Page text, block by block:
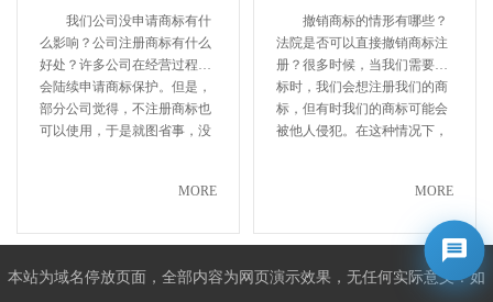
我们公司没申请商标有什
么影响？公司注册商标有什么
好处？许多公司在经营过程中
会陆续申请商标保护。但是，
部分公司觉得，不注册商标也
可以使用，于是就图省事，没
MORE
撤销商标的情形有哪些？
法院是否可以直接撤销商标注
册？很多时候，当我们需要商
标时，我们会想注册我们的商
标，但有时我们的商标可能会
被他人侵犯。在这种情况下，
MORE
本站为域名停放页面，全部内容为网页演示效果，无任何实际意义！如